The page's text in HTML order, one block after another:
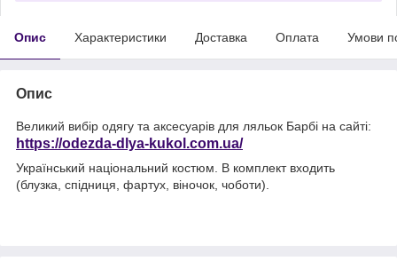
Опис Характеристики Доставка Оплата Умови
Опис
Великий вибір одягу та аксесуарів для ляльок Барбі на сайті:
https://odezda-dlya-kukol.com.ua/
Український національний костюм. В комплект входить
(блузка, спідниця, фартух, віночок, чоботи).